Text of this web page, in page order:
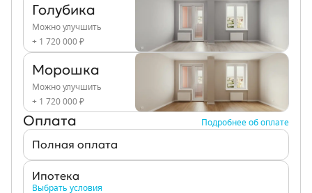
Голубика
Можно улучшить
+ 1 720 000 ₽
Морошка
Можно улучшить
+ 1 720 000 ₽
Оплата Подробнее об оплате
Полная оплата
Ипотека
Выбрать условия